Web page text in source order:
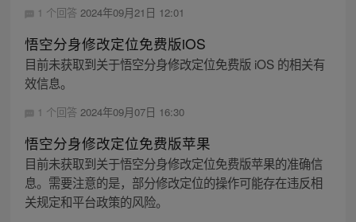
1 个回答 2024年09月21日 12:01
悟空分身修改定位免费版iOS
目前未获取到关于悟空分身修改定位免费版 iOS 的相关有
效信息。
1 个回答 2024年09月07日 16:30
悟空分身修改定位免费版苹果
目前未获取到关于悟空分身修改定位免费版苹果的准确信
息。需要注意的是，部分修改定位的操作可能存在违反相
关规定和平台政策的风险。